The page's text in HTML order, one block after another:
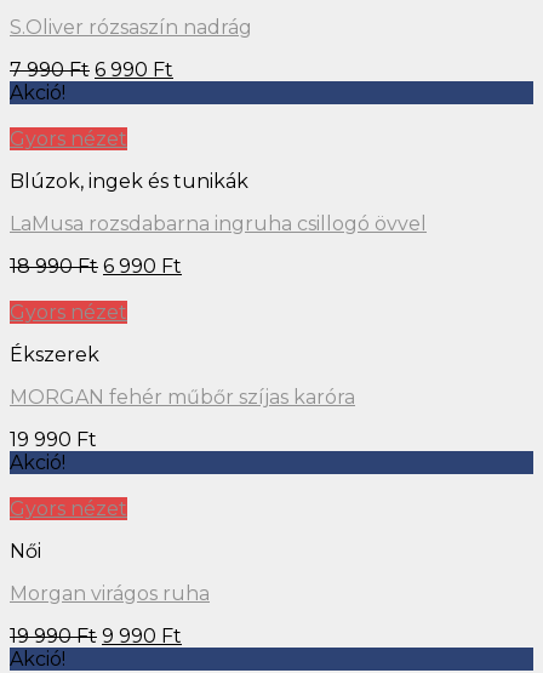
S.Oliver rózsaszín nadrág
7 990Ft 6 990 Ft
Akció!
Gyors nézet
Blúzok, ingek és tunikák
LaMusa rozsdabarna ingruha csillogó övvel
18 990Ft 6 990 Ft
Gyors nézet
Ékszerek
MORGAN fehér műbőr szíjas karóra
19 990 Ft
Akció!
Gyors nézet
Női
Morgan virágos ruha
19 990Ft 9 990 Ft
Akció!